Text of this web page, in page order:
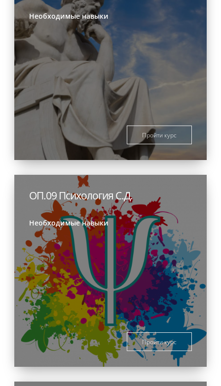
Необходимые навыки
Пройти курс
ОП.09 Психология С.Д.
Необходимые навыки
Пройти курс